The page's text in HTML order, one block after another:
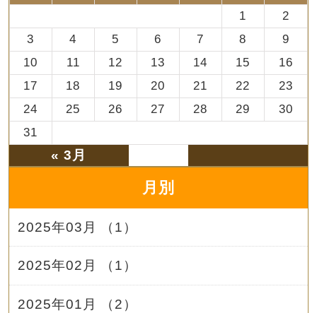
1
2
3
4 5 6 7 8
9
10
11 12 13 14 15
16
17
18 19 20 21 22
23
24
25 26 27 28 29
30
31
« 3月
月別
2025年03月 （1）
2025年02月 （1）
2025年01月 （2）